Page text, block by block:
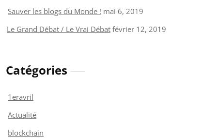
Sauver les blogs du Monde ! mai 6, 2019
Le Grand Débat / Le Vrai Débat février 12, 2019
Catégories
1eravril
Actualité
blockchain